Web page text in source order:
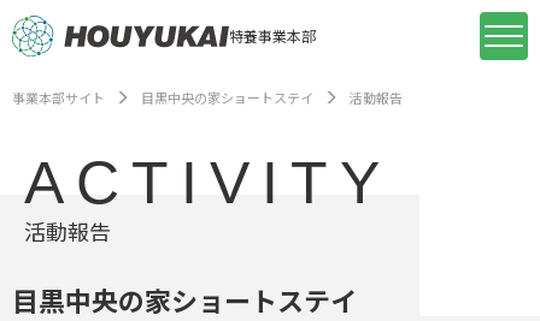
特養事業本部
事業本部サイト 目黒中央の家ショートステイ 活動報告
ACTIVITY
活動報告
目黒中央の家ショートステイ